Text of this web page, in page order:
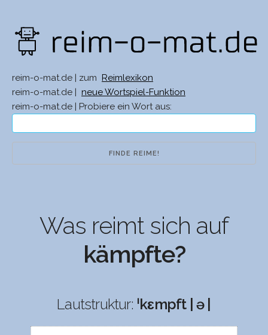
reim-o-mat.de | zum
Reimlexikon
reim-o-mat.de |
neue Wortspiel-Funktion
reim-o-mat.de | Probiere ein Wort aus:
Was reimt sich auf
kämpfte?
Lautstruktur: ˈkɛmpft | ə |